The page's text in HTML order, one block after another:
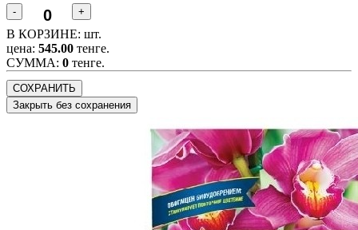
- +
В КОРЗИНЕ: шт.
цена: 545.00 тенге.
CУММА: 0 тенге.
СОХРАНИТЬ
Закрыть без сохранения